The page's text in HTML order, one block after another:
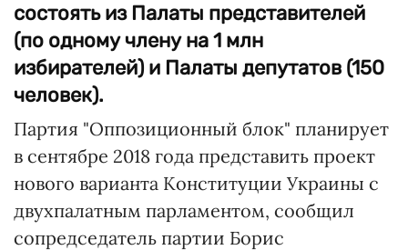
состоять из Палаты представителей
(по одному члену на 1 млн
избирателей) и Палаты депутатов (150
человек).
Партия "Оппозиционный блок" планирует
в сентябре 2018 года представить проект
нового варианта Конституции Украины с
двухпалатным парламентом, сообщил
сопредседатель партии Борис